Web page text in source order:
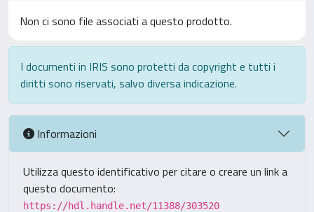
Non ci sono file associati a questo prodotto.
I documenti in IRIS sono protetti da copyright e tutti i
diritti sono riservati, salvo diversa indicazione.
Informazioni
Utilizza questo identificativo per citare o creare un link a
questo documento:
https://hdl.handle.net/11388/303520